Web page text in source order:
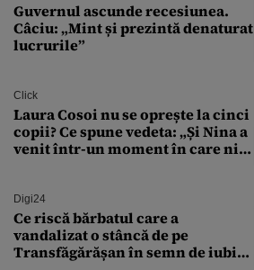
Guvernul ascunde recesiunea.
Câciu: „Mint și prezintă denaturat
lucrurile”
Click
Laura Cosoi nu se oprește la cinci
copii? Ce spune vedeta: „Și Nina a
venit într-un moment în care nici
Digi24
Ce riscă bărbatul care a
vandalizat o stâncă de pe
Transfăgărășan în semn de iubire